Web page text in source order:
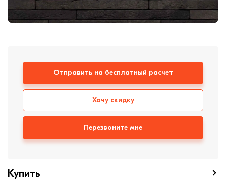
Кирпич ручной
формовки
Клинкерная плитка
Строительные
смеси
Отправить на бесплатный расчет
Хочу скидку
Перезвоните мне
Купить